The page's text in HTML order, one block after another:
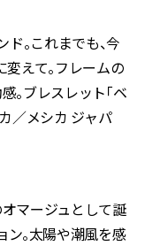
。これまでも、今
えて。フレームの
。ブレスレット「ベ
カ／メシカ ジャパ
マージュとして誕
ン。太陽や潮風を感